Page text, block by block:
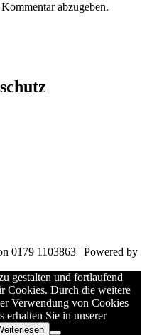
abzugeben.
0179 1103863 | Powered by
gestalten und fortlaufend
Cookies. Durch die weitere
Verwendung von Cookies
erhalten Sie in unserer